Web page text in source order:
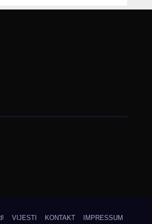
VIJESTI KONTAKT IMPRESSUM